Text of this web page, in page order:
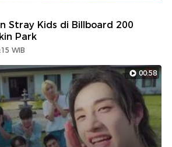
Stray Kids di Billboard 200
Park
WIB
00:58